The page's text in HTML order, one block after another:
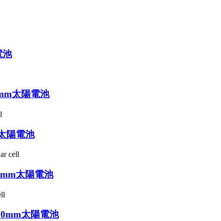
池
太陽電池
陽電池
太陽電池
太陽電池